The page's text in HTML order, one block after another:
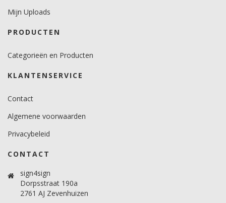
Mijn Uploads
PRODUCTEN
Categorieën en Producten
KLANTENSERVICE
Contact
Algemene voorwaarden
Privacybeleid
CONTACT
sign4sign
Dorpsstraat 190a
2761 AJ Zevenhuizen